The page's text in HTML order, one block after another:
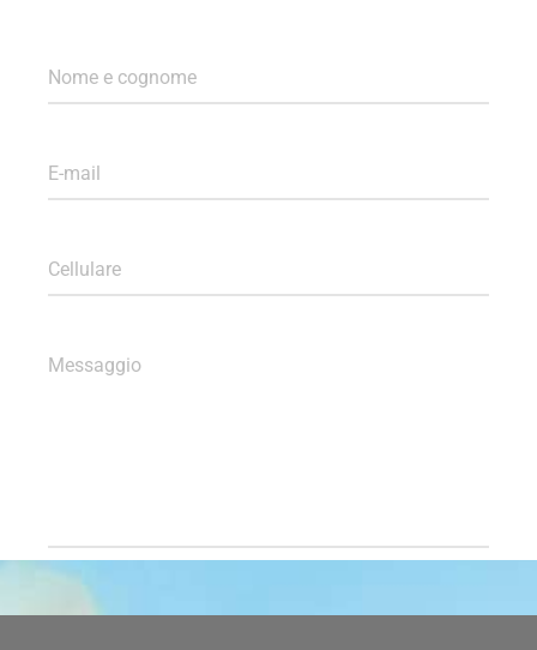
Nome e cognome
E-mail
Cellulare
Messaggio